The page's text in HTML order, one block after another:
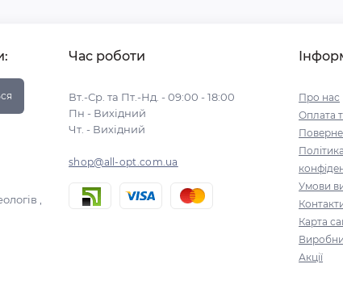
,
Час роботи
Вт.-Ср. та Пт.-Нд. - 09:00 - 18:00
Пн - Вихідний
Чт. - Вихідний
shop@all-opt.com.ua
Про нас
Оплата
Політика
Умови
Карта
Акції